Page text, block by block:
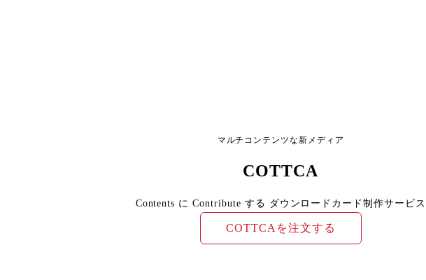
マルチコンテンツな新メディア
COTTCA
Contents に Contribute する ダウンロードカード制作サービス
COTTCAを注文する